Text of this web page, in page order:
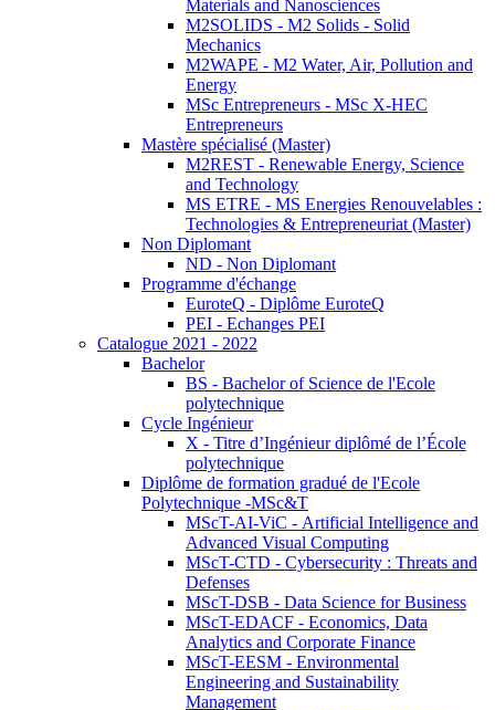
Materials and Nanosciences
M2SOLIDS - M2 Solids - Solid
Mechanics
M2WAPE - M2 Water, Air, Pollution and
Energy
MSc Entrepreneurs - MSc X-HEC
Entrepreneurs
Mastère spécialisé (Master)
M2REST - Renewable Energy, Science
and Technology
MS ETRE - MS Energies Renouvelables :
Technologies & Entrepreneuriat (Master)
Non Diplomant
ND - Non Diplomant
Programme d'échange
EuroteQ - Diplôme EuroteQ
PEI - Echanges PEI
Catalogue 2021 - 2022
Bachelor
BS - Bachelor of Science de l'Ecole
polytechnique
Cycle Ingénieur
X - Titre d’Ingénieur diplômé de l’École
polytechnique
Diplôme de formation gradué de l'Ecole
Polytechnique -MSc&T
MScT-AI-ViC - Artificial Intelligence and
Advanced Visual Computing
MScT-CTD - Cybersecurity : Threats and
Defenses
MScT-DSB - Data Science for Business
MScT-EDACF - Economics, Data
Analytics and Corporate Finance
MScT-EESM - Environmental
Engineering and Sustainability
Management